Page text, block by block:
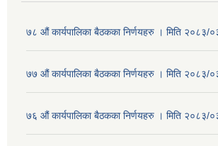
७८ औं कार्यपालिका बैठकका निर्णयहरु । मिति २०८३/
७७ औं कार्यपालिका बैठकका निर्णयहरु । मिति
७६ औं कार्यपालिका बैठकका निर्णयहरु । मिति २०८३/